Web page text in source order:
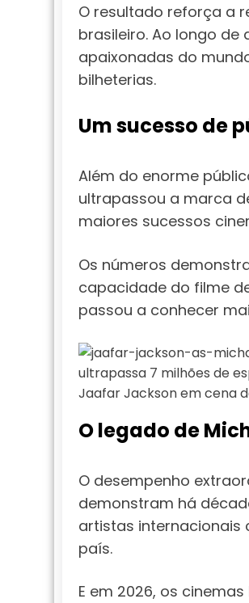
O resultado reforça a
brasileiro. Ao longo
apaixonadas do
bilheterias.
Um sucesso de
Além do enorme
ultrapassou a marca
maiores sucessos
Os números
capacidade do filme
passou a conhecer
Jaafar Jackson em cena
O legado de
O desempenho
demonstram há
artistas internacionais
país.
E em 2026, os